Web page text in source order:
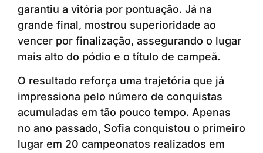
garantiu a vitória por pontuação. Já na
grande final, mostrou superioridade ao
vencer por finalização, assegurando o lugar
mais alto do pódio e o título de campeã.
O resultado reforça uma trajetória que já
impressiona pelo número de conquistas
acumuladas em tão pouco tempo. Apenas
no ano passado, Sofia conquistou o primeiro
lugar em 20 campeonatos realizados em